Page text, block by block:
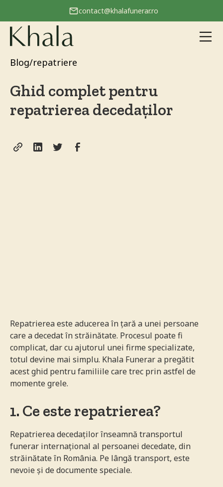
contact@khalafunerar.ro
Slide 2 of 3.
Blog/repatriere
Ghid complet pentru
repatrierea decedaților
Repatrierea este aducerea în țară a unei persoane
care a decedat în străinătate. Procesul poate fi
complicat, dar cu ajutorul unei firme specializate,
totul devine mai simplu. Khala Funerar a pregătit
acest ghid pentru familiile care trec prin astfel de
momente grele.
1. Ce este repatrierea?
Repatrierea decedaților înseamnă transportul
funerar internațional al persoanei decedate, din
străinătate în România. Pe lângă transport, este
nevoie și de documente speciale.